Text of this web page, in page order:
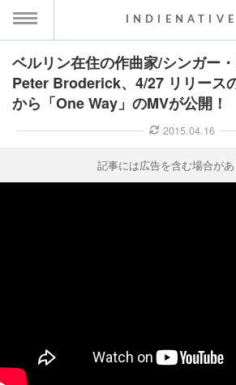
MENU
ス一覧
ト情報
INDIENATIVE
ベルリン在住の作曲家/シンガー
Peter Broderick、4/27 リリース
から「One Way」のMVが公開！
2015.04.16
記事には広告を含む場合が